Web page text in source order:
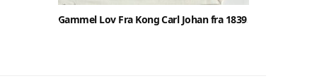
Gammel Lov Fra Kong Carl Johan fra 1839.